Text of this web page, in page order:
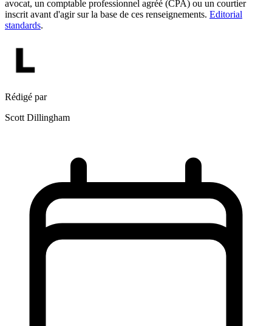
avocat, un comptable professionnel agréé (CPA) ou un courtier
inscrit avant d'agir sur la base de ces renseignements. Editorial
standards.
Rédigé par
Scott Dillingham